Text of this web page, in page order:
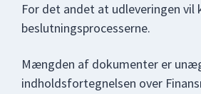
For det andet at udleveringen
beslutningsprocesserne.
Mængden af dokumenter er
indholdsfortegnelsen over